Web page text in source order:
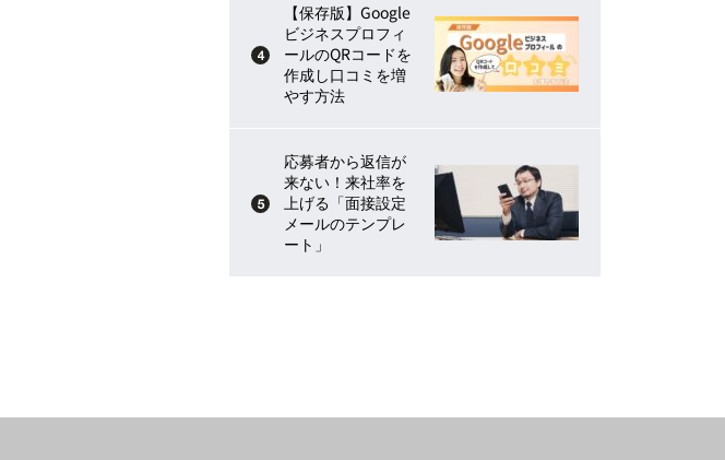
【保存版】Google
ビジネスプロフィ
ールのQRコードを
作成し口コミを増
やす方法
応募者から返信が
来ない！来社率を
上げる「面接設定
メールのテンプレ
ート」